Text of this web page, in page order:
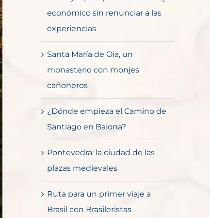
económico sin renunciar a las
experiencias
Santa María de Oia, un
monasterio con monjes
cañoneros
¿Dónde empieza el Camino de
Santiago en Baiona?
Pontevedra: la ciudad de las
plazas medievales
Ruta para un primer viaje a
Brasil con Brasileristas